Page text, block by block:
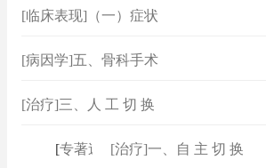
[临床表现]（一）症状
[病因学]五、骨科手术
[治疗]三、人 工 切 换
专著速查]
[治疗]一、自 主 切 换